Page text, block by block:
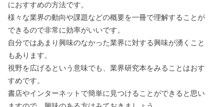
におすすめの方法です。
様々な業界の動向や課題などの概要を一冊で理解することが
できるので非常に効率がいいです。
自分ではあまり興味のなかった業界に対する興味が湧くこと
もあります。
視野を広げるという意味でも、業界研究本をみることはおす
すめです。
書店やインターネットで簡単に見つけることができると思い